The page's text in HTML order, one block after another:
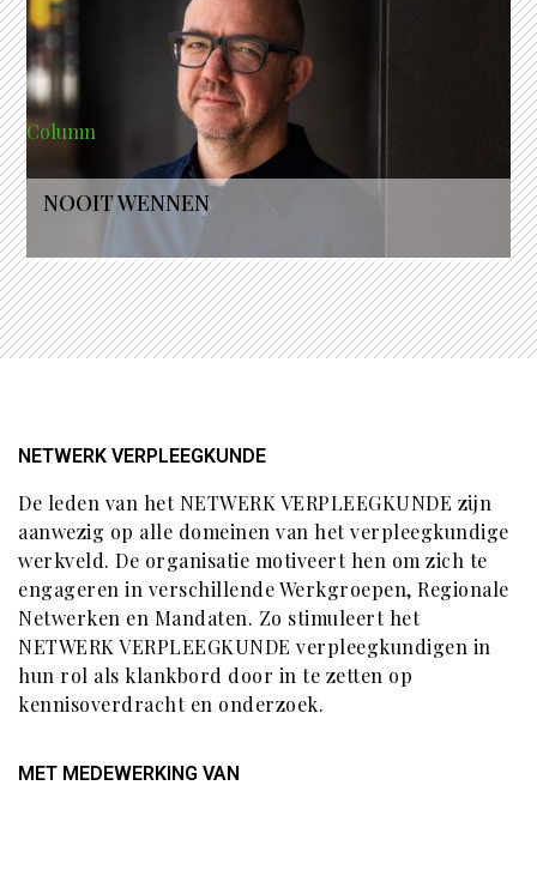
Column
NOOIT WENNEN
NETWERK VERPLEEGKUNDE
De leden van het NETWERK VERPLEEGKUNDE zijn
aanwezig op alle domeinen van het verpleegkundige
werkveld. De organisatie motiveert hen om zich te
engageren in verschillende Werkgroepen, Regionale
Netwerken en Mandaten. Zo stimuleert het
NETWERK VERPLEEGKUNDE verpleegkundigen in
hun rol als klankbord door in te zetten op
kennisoverdracht en onderzoek.
MET MEDEWERKING VAN